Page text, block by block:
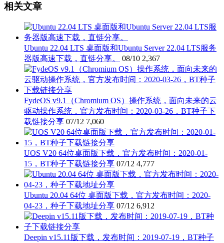
相关文章
Ubuntu 22.04 LTS 桌面版和Ubuntu Server 22.04 LTS服务
器版高速下载，直链分享。
08/10 2,367
FydeOS v9.1（Chromium OS）操作系统，面向未来的云
驱动操作系统，官方发布时间：2020-03-26，BT种子下
载链接分享 07/12 7,060
UOS V20 64位桌面版下载，官方发布时间：2020-01-
15，BT种子下载链接分享 07/12 4,777
Ubuntu 20.04 64位 桌面版下载，官方发布时间：2020-
04-23，种子下载地址分享 07/12 6,912
Deepin v15.11版下载，发布时间：2019-07-19，BT种子